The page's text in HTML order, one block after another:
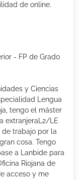
de online.
- FP de Grado
y Ciencias
Lengua
tengo el máster
extranjeraL2/LE
de trabajo por la
cosa. Tengo
a Lanbide para
Riojana de
acceso y me